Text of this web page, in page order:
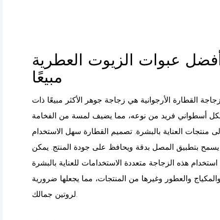
عبوات الزيوت العطرية
زجاجة القطارة الأرجوانية هي زجاجة جوهر الأكثر مبيعًا ذات
أسطواني فريد من نوعه، مما يضيف لمسة من الفخامة
منتجات العناية بالبشرة. تصميم القطارة سهل الاستخدام
يسمح بتطبيق المصل بدقة ويحافظ على جودة المنتج. يمكن
استخدام هذه الزجاجة متعددة الاستخدامات للعناية بالبشرة
والمكياج والعطور وغيرها من المنتجات، مما يجعلها ضرورية
لروتين جمالك.